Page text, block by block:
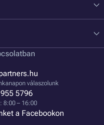
válaszolunk
5796
8:00 – 16:00
a Facebookon